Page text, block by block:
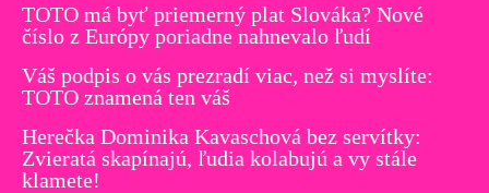
TOTO má byť priemerný plat Slováka? Nové
číslo z Európy poriadne nahnevalo ľudí
Váš podpis o vás prezradí viac, než si myslíte:
TOTO znamená ten váš
Herečka Dominika Kavaschová bez servítky:
Zvieratá skapínajú, ľudia kolabujú a vy stále
klamete!